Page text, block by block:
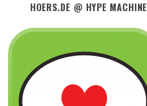
HOERS.DE @ HYPE MACHINE